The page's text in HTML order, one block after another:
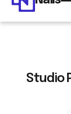
Studio